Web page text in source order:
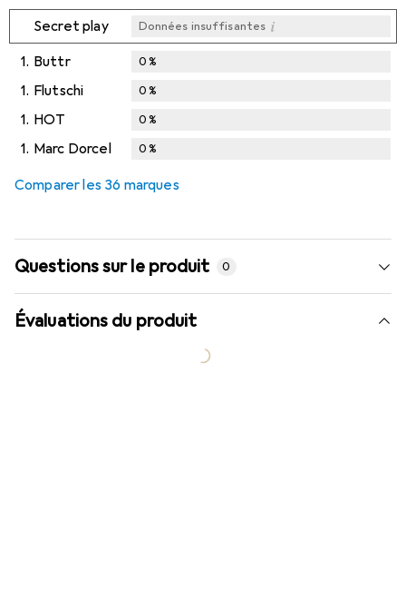
Secret play Données insuffisantes i
1. Buttr 0%
1. Flutschi 0%
1. HOT 0%
1. Marc Dorcel 0%
Comparer les 36 marques
Questions sur le produit 0
Évaluations du produit